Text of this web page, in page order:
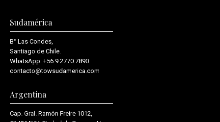
Sudamérica
B° Las Condes,
Santiago de Chile.
WhatsApp: +56 9 2770 7890
contacto@towsudamerica.com
Argentina
Cap. Gral. Ramón Freire 1012,